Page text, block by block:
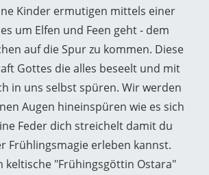
Kinder ermutigen mittels einer
um Elfen und Feen geht - dem
auf die Spur zu kommen. Diese
Gottes die alles beseelt und mit
in uns selbst spüren. Wir werden
Augen hineinspüren wie es sich
Feder dich streichelt damit du
Frühlingsmagie erleben kannst.
keltische "Frühingsgöttin Ostara"